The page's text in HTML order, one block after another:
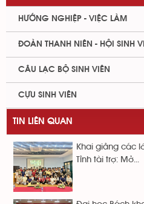
HƯỚNG NGHIỆP - VIỆC LÀM
ĐOÀN THANH NIÊN - HỘI SINH
CÂU LẠC BỘ SINH VIÊN
CỰU SINH VIÊN
TIN LIÊN QUAN
Khai giảng các
Tỉnh tài trợ: Mở...